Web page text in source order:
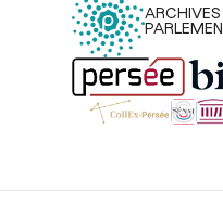
ARCHIVES
Menu